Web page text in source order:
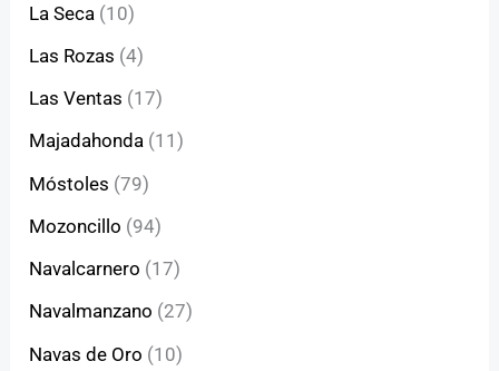
La Seca (10)
Las Rozas (4)
Las Ventas (17)
Majadahonda (11)
Móstoles (79)
Mozoncillo (94)
Navalcarnero (17)
Navalmanzano (27)
Navas de Oro (10)